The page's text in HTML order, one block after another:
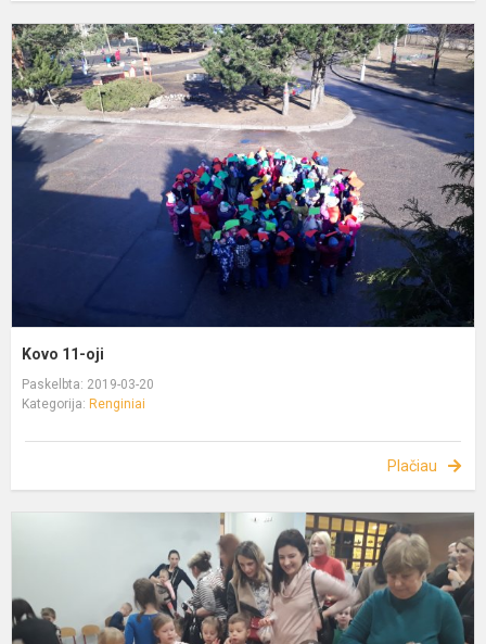
Kovo 11-oji
Paskelbta: 2019-03-20
Kategorija: Renginiai
Plačiau